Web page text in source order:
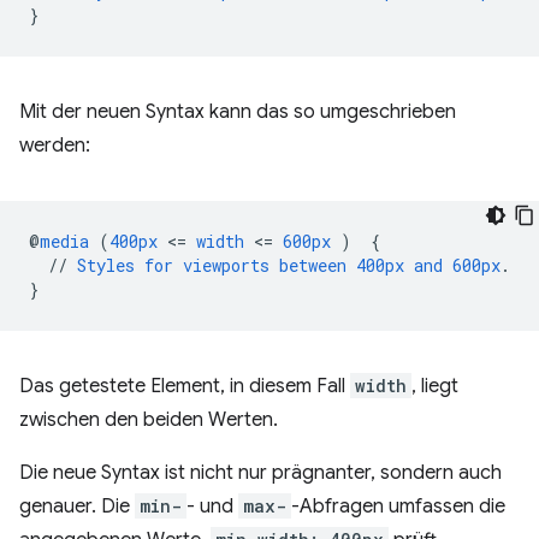
}
Mit der neuen Syntax kann das so umgeschrieben
werden:
@media (400px <= width <= 600px )
{
// Styles for viewports between 400px and 600px.
}
Das getestete Element, in diesem Fall width , liegt
zwischen den beiden Werten.
Die neue Syntax ist nicht nur prägnanter, sondern auch
genauer. Die min- - und max- -Abfragen umfassen die